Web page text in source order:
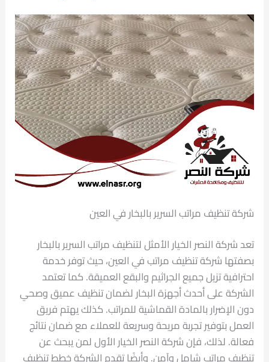
شركة تنظيف مراتب السرير بالبخار في العين
تعد شركة النصر الخيار الأمثل لتنظيف مراتب السرير بالبخار
بصفتها شركة تنظيف مراتب في العين، حيث توفر خدمة
احترافية تزيل جميع الجراثيم والبقع العميقة. كما تعتمد
الشركة على أحدث أجهزة البخار لضمان تنظيف عميق وصحي
دون الإضرار بالمادة القماشية للمراتب. كذلك يهتم فريق
العمل بتوفير تجربة مريحة وسريعة للعملاء مع ضمان نتائج
فعالة. لذلك، فإن شركة النصر الخيار الأول لمن يبحث عن
تنظيف مراتب شامل وآمن. وأيضًا تقدم الشركة خطط تنظيف